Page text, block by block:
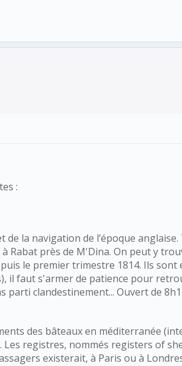
:
la navigation de l’époque
Rabat près de M'Dina. On peut y
le premier trimestre 1814. Ils
il faut s'armer de patience pour
clandestinement... Ouvert de
des bâteaux en méditerranée
registres, nommés registers of
existerait, à Paris ou à